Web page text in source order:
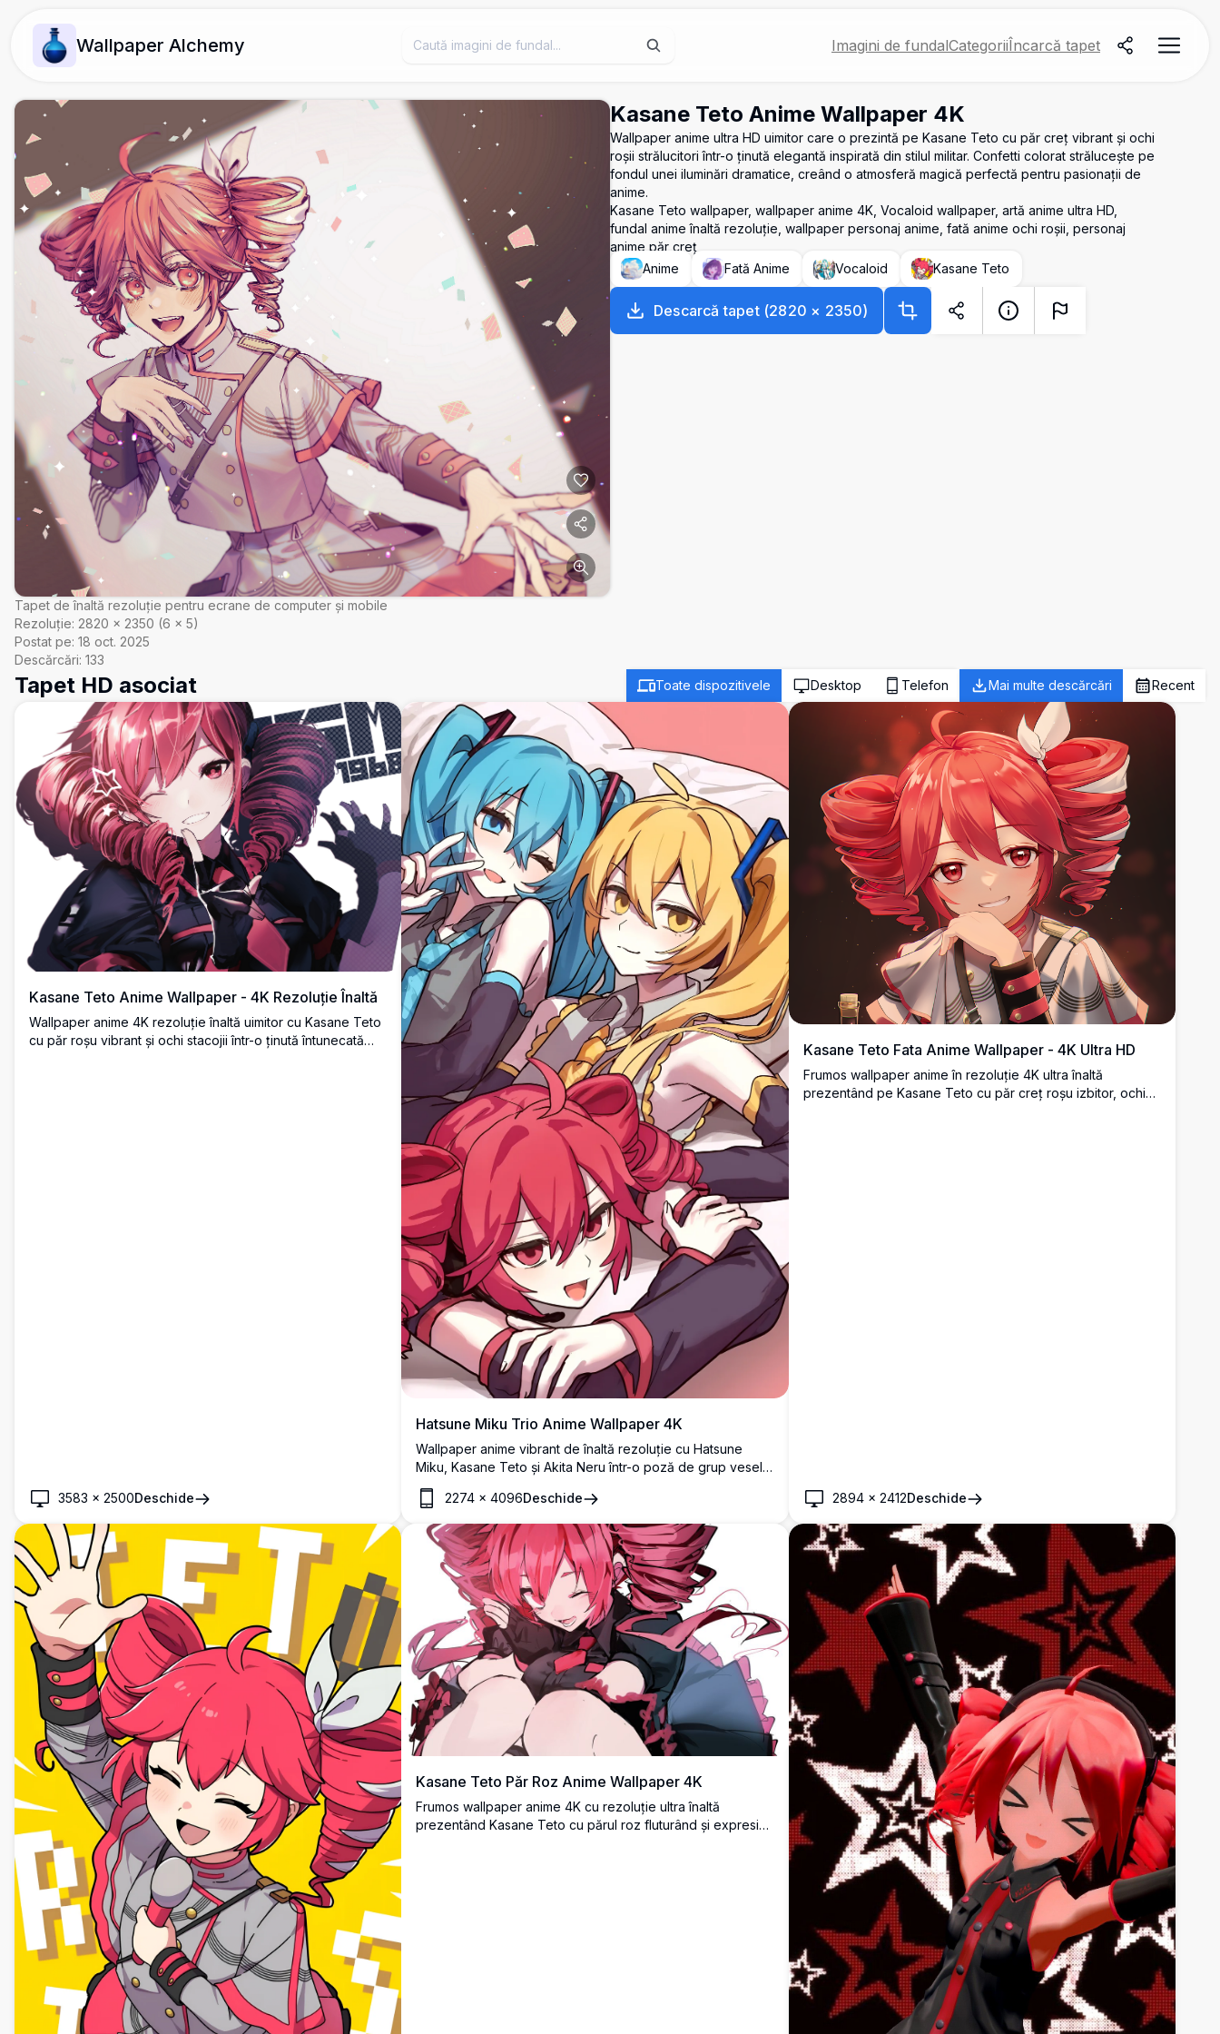
Wallpaper Alchemy Imagini de fundalCategoriiÎncarcă tapet
Tapet de înaltă rezoluție pentru ecrane de computer și mobile
Rezoluție: 2820 × 2350 (6 × 5)
Postat pe: 18 oct. 2025
Descărcări: 133
Kasane Teto Anime Wallpaper 4K
Wallpaper anime ultra HD uimitor care o prezintă pe Kasane Teto cu păr creț vibrant și ochi
roșii strălucitori într-o ținută elegantă inspirată din stilul militar. Confetti colorat strălucește pe
fondul unei iluminări dramatice, creând o atmosferă magică perfectă pentru pasionații de
anime.
Kasane Teto wallpaper, wallpaper anime 4K, Vocaloid wallpaper, artă anime ultra HD,
fundal anime înaltă rezoluție, wallpaper personaj anime, fată anime ochi roșii, personaj
anime păr creț
Anime
Fată Anime Vocaloid Kasane Teto
Descarcă tapet(2820 × 2350)
Tapet HD asociat Toate dispozitivele Desktop Telefon Mai multe descărcări Recent
Kasane Teto Anime Wallpaper - 4K Rezoluție Înaltă
Wallpaper anime 4K rezoluție înaltă uimitor cu Kasane Teto
cu păr roșu vibrant și ochi stacojii într-o ținută întunecată
3583 × 2500Deschide
Hatsune Miku Trio Anime Wallpaper 4K
Wallpaper anime vibrant de înaltă rezoluție cu Hatsune
Miku, Kasane Teto și Akita Neru într-o poză de grup veselă.
Lucrarea de artă colorată prezintă personajele iconice
Vocaloid cu părul lor caracteristic albastru, blond și roz,
perfect pentru pasionații de anime și fanii cântărețelor
virtuale japoneze.
2274 ×4096Deschide
Kasane Teto Fata Anime Wallpaper - 4K Ultra HD
Frumos wallpaper anime în rezoluție 4K ultra înaltă
prezentând pe Kasane Teto cu păr creț roșu izbitor, ochi
2894× 2412Deschide
Kasane Teto Păr Roz Anime Wallpaper 4K
Frumos wallpaper anime 4K cu rezoluție ultra înaltă
prezentând Kasane Teto cu părul roz fluturând și expresie